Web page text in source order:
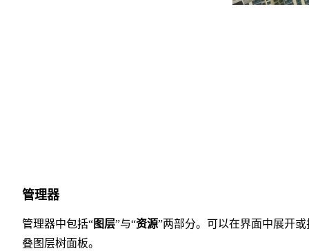
管理器
管理器中包括“图层”与“资源”两部分。可以在界面中展开或
叠图层树面板。